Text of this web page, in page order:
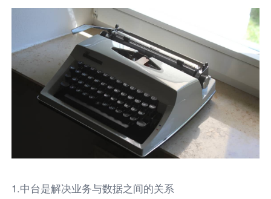
1.中台是解决业务与数据之间的关系